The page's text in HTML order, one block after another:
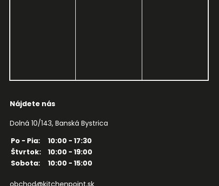
Nájdete nás
Dolná 10/143, Banská Bystrica
Po - Pia:
10:00 - 17:30
Štvrtok:
10:00 - 19:00
Sobota:
10:00 - 15:00
obchod@kitchenpoint.sk